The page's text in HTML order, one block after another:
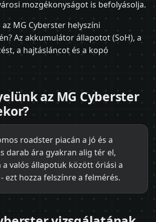
mozgékonyságot is befolyásolja.
MG Cyberster helyszíni
Az akkumulátor állapotot (SoH), a
a hajtásláncot és a kopó
az MG Cyberster
roadster piacán a jó és a
darab ára gyakran alig tér el,
a valós állapotuk között óriási a
ezt hozza felszínre a felmérés.